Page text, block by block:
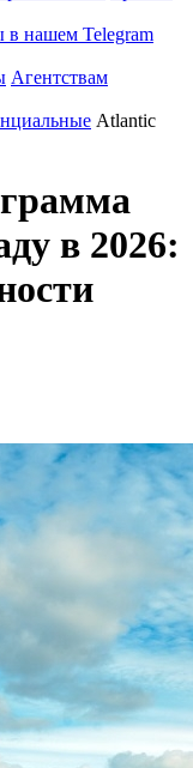
в нашем Telegram
Агентствам
Atlantic
в 2026: